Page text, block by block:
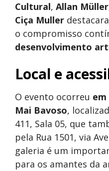
Cultural, Allan Müller
Ciça Muller
o compromisso
desenvolvimento
Local e
O evento ocorreu
Mai Bavoso,
411, Sala 05, que
pela Rua 1501, via
galeria é um
para os amantes da